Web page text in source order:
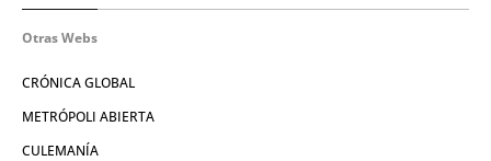
Otras Webs
CRÓNICA GLOBAL
METRÓPOLI ABIERTA
CULEMANÍA